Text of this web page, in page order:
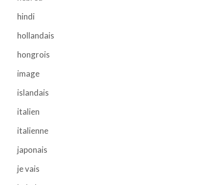
hindi
hollandais
hongrois
image
islandais
italien
italienne
japonais
je vais